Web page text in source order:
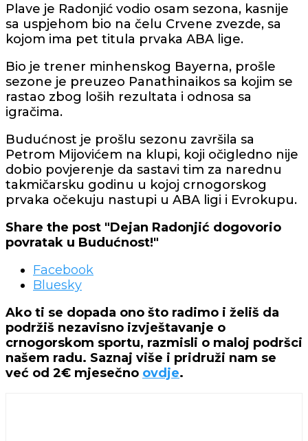
Plave je Radonjić vodio osam sezona, kasnije
sa uspjehom bio na čelu Crvene zvezde, sa
kojom ima pet titula prvaka ABA lige.
Bio je trener minhenskog Bayerna, prošle
sezone je preuzeo Panathinaikos sa kojim se
rastao zbog loših rezultata i odnosa sa
igračima.
Budućnost je prošlu sezonu završila sa
Petrom Mijovićem na klupi, koji očigledno nije
dobio povjerenje da sastavi tim za narednu
takmičarsku godinu u kojoj crnogorskog
prvaka očekuju nastupi u ABA ligi i Evrokupu.
Share the post "Dejan Radonjić dogovorio
povratak u Budućnost!"
Facebook
Bluesky
Ako ti se dopada ono što radimo i želiš da
podržiš nezavisno izvještavanje o
crnogorskom sportu, razmisli o maloj podršci
našem radu. Saznaj više i pridruži nam se
već od 2€ mjesečno ovdje.